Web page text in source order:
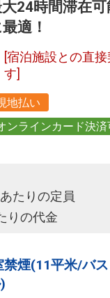
24時間滞在
適！
[宿泊施設との直
す]
地払い
ンラインカード決済
たりの定員
りの代金
禁煙(11平米/バ